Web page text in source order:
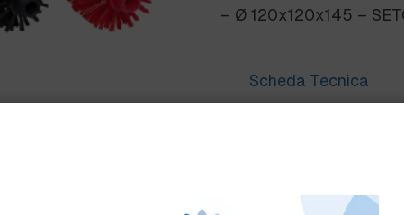
– Ø 120x120x145 –
Scheda Tecnica
Come ordinare?